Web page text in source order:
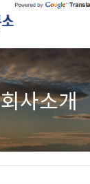
회사소개